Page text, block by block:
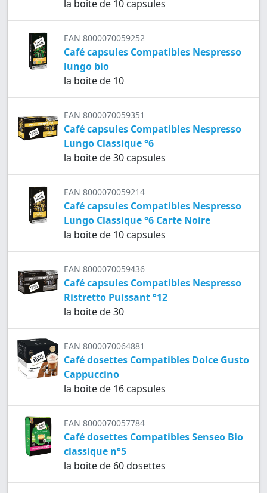
la boite de 10 capsules
EAN 8000070059252
Café capsules Compatibles Nespresso
lungo bio
la boite de 10
EAN 8000070059351
Café capsules Compatibles Nespresso
Lungo Classique °6
la boite de 30 capsules
EAN 8000070059214
Café capsules Compatibles Nespresso
Lungo Classique °6 Carte Noire
la boite de 10 capsules
EAN 8000070059436
Café capsules Compatibles Nespresso
Ristretto Puissant °12
la boite de 30
EAN 8000070064881
Café dosettes Compatibles Dolce Gusto
Cappuccino
la boite de 16 capsules
EAN 8000070057784
Café dosettes Compatibles Senseo Bio
classique n°5
la boite de 60 dosettes